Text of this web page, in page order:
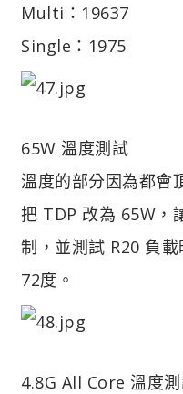
Multi：19637
Single：1975
65W 溫度測試
溫度的部分因為都會
把 TDP 改為 65W，
制，並測試 R20 負
72度。
4.8G All Core 溫度